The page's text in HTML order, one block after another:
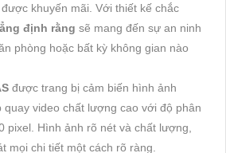
khuyến mãi. Với thiết kế chắc
định rằng sẽ mang đến sự an ninh
phòng hoặc bất kỳ không gian nào
được trang bị cảm biến hình ảnh
quay video chất lượng cao với độ phân
pixel. Hình ảnh rõ nét và chất lượng,
mọi chi tiết một cách rõ ràng.